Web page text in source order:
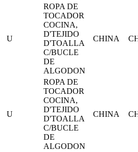
U
ROPA DE
TOCADOR
COCINA,
D'TEJIDO
D'TOALLA
C/BUCLE
DE
ALGODON
CHINA
U
ROPA DE
TOCADOR
COCINA,
D'TEJIDO
D'TOALLA
C/BUCLE
DE
ALGODON
CHINA